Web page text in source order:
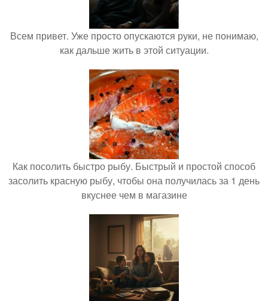
Всем привет. Уже просто опускаются руки, не понимаю,
как дальше жить в этой ситуации.
Как посолить быстро рыбу. Быстрый и простой способ
засолить красную рыбу, чтобы она получилась за 1 день
вкуснее чем в магазине